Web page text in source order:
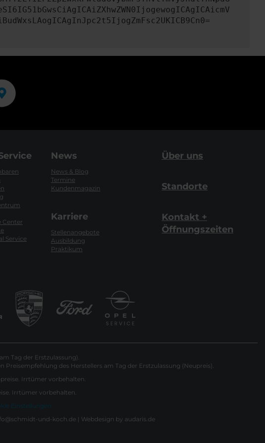
Center
Service
News
News & Blog
Termine
Kundenmagazin
Karriere
Stellenangebote
Ausbildung
Praktikum
Über uns
Standorte
Kontakt +
Öffnungszeiten
Tag der Erstzulassung).
des Herstellers am Tag der Erstzulassung (Neupreis).
Irrtümer vorbehalten.
Irrtümer vorbehalten.
Einstellungen
und-koch.de | Webdesign by audaris.de